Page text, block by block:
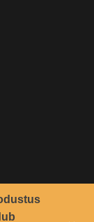
kaitstud.